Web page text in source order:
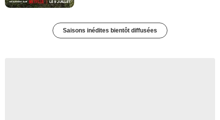
Saisons inédites bientôt diffusées